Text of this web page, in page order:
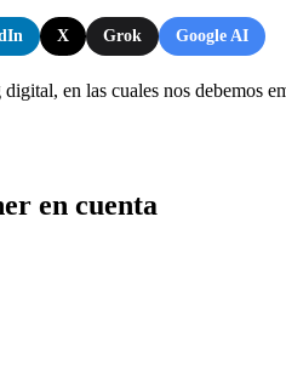
X Grok Google AI
en las cuales nos debemos
en cuenta